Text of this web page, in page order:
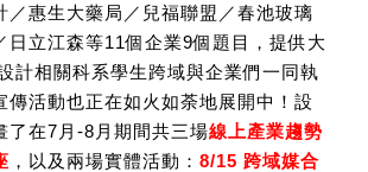
／惠生大藥局／兒福聯盟／春池玻璃
日立江森等11個企業9個題目，提供大
計相關科系學生跨域與企業們一同執
傳活動也正在如火如荼地展開中！設
了在7月-8月期間共三場線上產業趨勢
，以及兩場實體活動： 8/15 跨域媒合